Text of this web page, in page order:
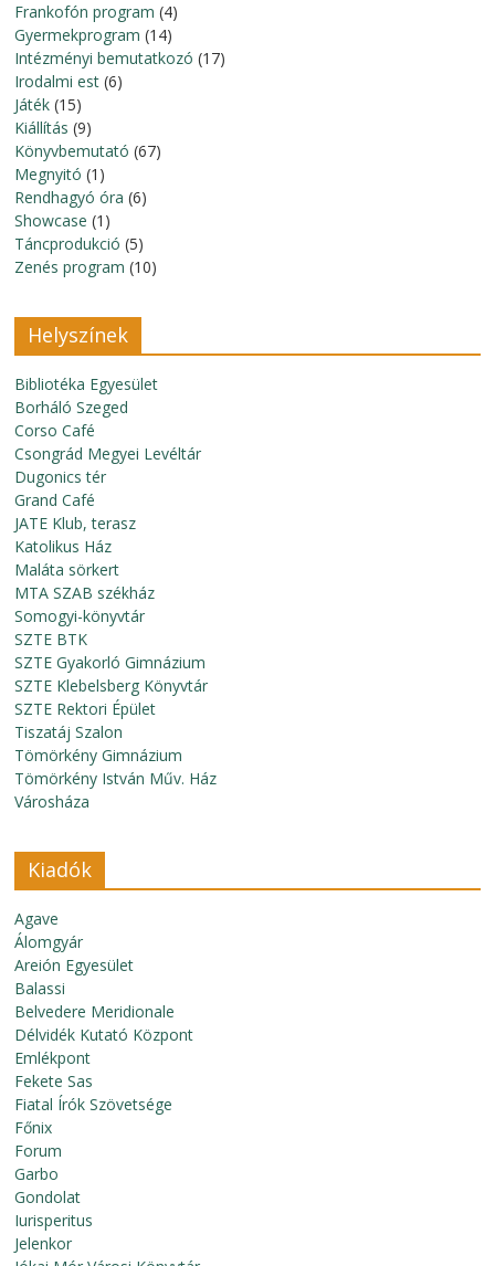
Frankofón program (4)
Gyermekprogram (14)
Intézményi bemutatkozó (17)
Irodalmi est (6)
Játék (15)
Kiállítás (9)
Könyvbemutató (67)
Megnyitó (1)
Rendhagyó óra (6)
Showcase (1)
Táncprodukció (5)
Zenés program (10)
Helyszínek
Bibliotéka Egyesület
Borháló Szeged
Corso Café
Csongrád Megyei Levéltár
Dugonics tér
Grand Café
JATE Klub, terasz
Katolikus Ház
Maláta sörkert
MTA SZAB székház
Somogyi-könyvtár
SZTE BTK
SZTE Gyakorló Gimnázium
SZTE Klebelsberg Könyvtár
SZTE Rektori Épület
Tiszatáj Szalon
Tömörkény Gimnázium
Tömörkény István Műv. Ház
Városháza
Kiadók
Agave
Álomgyár
Areión Egyesület
Balassi
Belvedere Meridionale
Délvidék Kutató Központ
Emlékpont
Fekete Sas
Fiatal Írók Szövetsége
Főnix
Forum
Garbo
Gondolat
Iurisperitus
Jelenkor